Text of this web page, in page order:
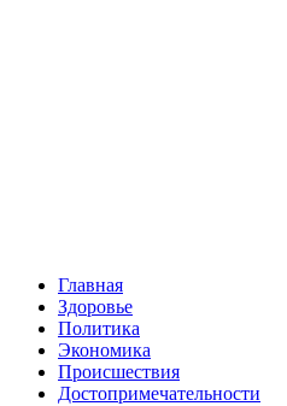
Главная
Здоровье
Политика
Экономика
Происшествия
Достопримечательности